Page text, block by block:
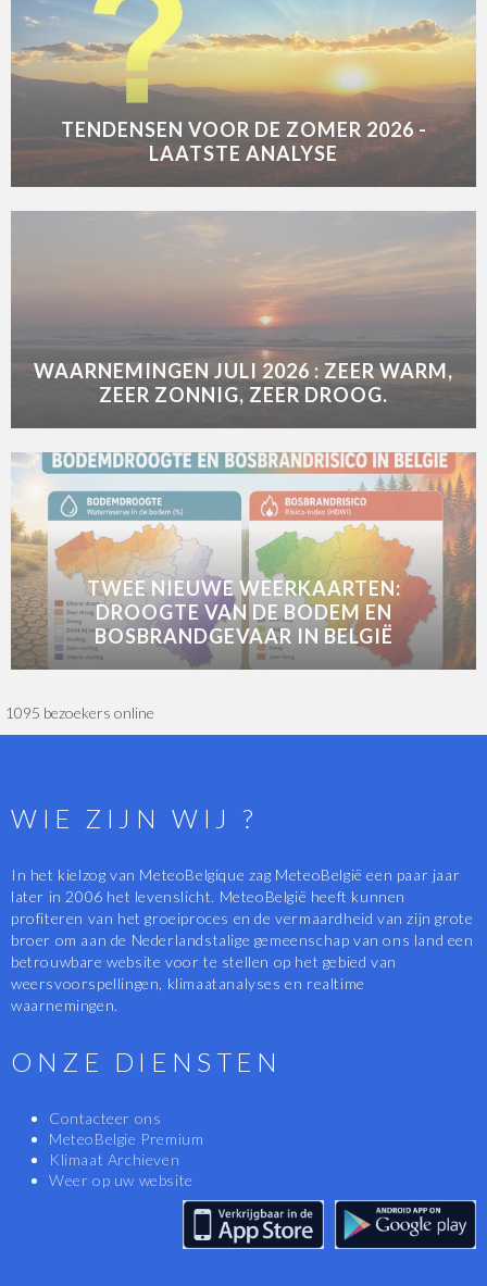
TENDENSEN VOOR DE ZOMER 2026 -
LAATSTE ANALYSE
WAARNEMINGEN JULI 2026 : ZEER WARM,
ZEER ZONNIG, ZEER DROOG.
TWEE NIEUWE WEERKAARTEN:
DROOGTE VAN DE BODEM EN
BOSBRANDGEVAAR IN BELGIË
1095 bezoekers online
WIE ZIJN WIJ ?
In het kielzog van MeteoBelgique zag MeteoBelgië een paar jaar
later in 2006 het levenslicht. MeteoBelgië heeft kunnen
profiteren van het groeiproces en de vermaardheid van zijn grote
broer om aan de Nederlandstalige gemeenschap van ons land een
betrouwbare website voor te stellen op het gebied van
weersvoorspellingen, klimaatanalyses en realtime
waarnemingen.
ONZE DIENSTEN
Contacteer ons
MeteoBelgie Premium
Klimaat Archieven
Weer op uw website